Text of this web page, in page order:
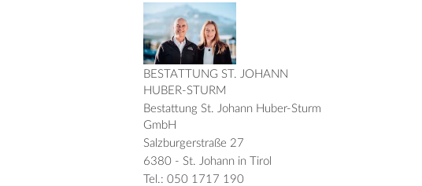
BESTATTUNG ST. JOHANN
HUBER-STURM
Bestattung St. Johann Huber-Sturm
GmbH
Salzburgerstraße 27
6380 - St. Johann in Tirol
Tel.: 050 1717 190